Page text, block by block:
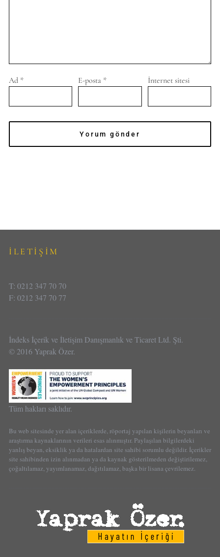
Ad * E-posta * İnternet sitesi
İLETİŞİM
T: 0212 347 70 70
F: 0212 347 70 77
İndeks İçerik ve İletişim Danışmanlık ve Ticaret Ltd. Şti.
© 2016 Yaprak Özer.
Tüm hakları saklıdır.
Bu web sitesinde yer alan içeriklerde, röportaj yapılan kişilerin beyanları ve
araştırma kaynaklarının verileri esas alınmıştır. Paylaşılan bilgilerdeki
yanlış beyan, eksiklik ya da hatalardan site sahibi sorumlu değildir. İçerikler
site sahibinden izin alınmadan ya da kaynak gösterilmeden değiştirilemez,
çoğaltılamaz, yayımlanamaz, dağıtılamaz, başka bir lisana çevrilemez.